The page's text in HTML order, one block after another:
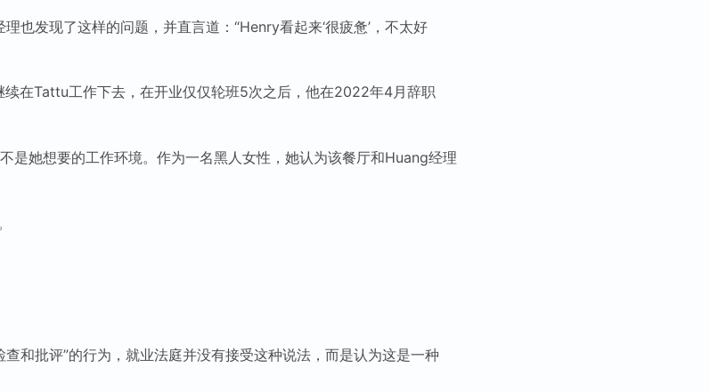
也发现了这样的问题，并直言道：“Henry看起来‘很疲惫’，不太好
在Tattu工作下去，在开业仅仅轮班5次之后，他在2022年4月辞职
是她想要的工作环境。作为一名黑人女性，她认为该餐厅和Huang经理
和批评”的行为，就业法庭并没有接受这种说法，而是认为这是一种